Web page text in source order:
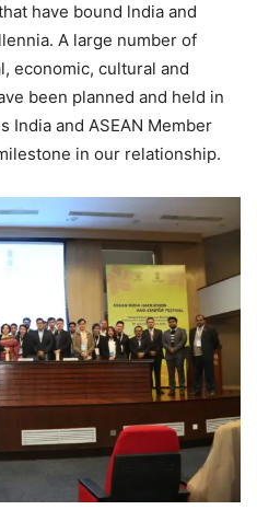
have bound lndia and
A large number of
economic, cultural and
been planned and held in
India and ASEAN Member
in our relationship.